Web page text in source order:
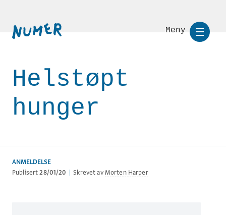
Meny
Helstøpt
hunger
ANMELDELSE
Publisert28/01/20 Skrevet avMorten Harper